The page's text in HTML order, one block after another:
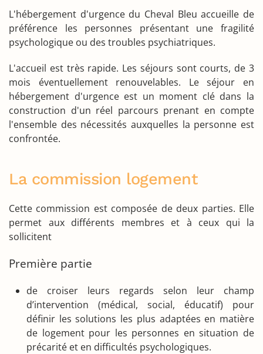
L'hébergement d'urgence du Cheval Bleu accueille de
préférence les personnes présentant une fragilité
psychologique ou des troubles psychiatriques.
L'accueil est très rapide. Les séjours sont courts, de 3
mois éventuellement renouvelables. Le séjour en
hébergement d'urgence est un moment clé dans la
construction d'un réel parcours prenant en compte
l'ensemble des nécessités auxquelles la personne est
confrontée.
La commission logement
Cette commission est composée de deux parties. Elle
permet aux différents membres et à ceux qui la
sollicitent
Première partie
de croiser leurs regards selon leur champ
d’intervention (médical, social, éducatif) pour
définir les solutions les plus adaptées en matière
de logement pour les personnes en situation de
précarité et en difficultés psychologiques.